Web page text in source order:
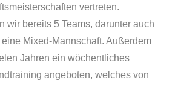
vertreten.
wir bereits 5 Teams, darunter auch
Mixed-Mannschaft. Außerdem
Jahren ein wöchentliches
angeboten, welches von